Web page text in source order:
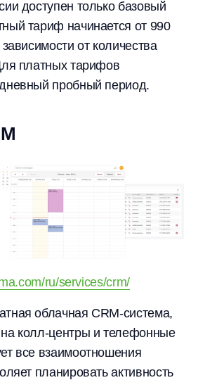
доступен только базовый
тариф начинается от 990
от количества
платных тарифов
пробный период.
ru/services/crm/
облачная CRM-система,
колл-центры и телефонные
все взаимоотношения
планировать активность